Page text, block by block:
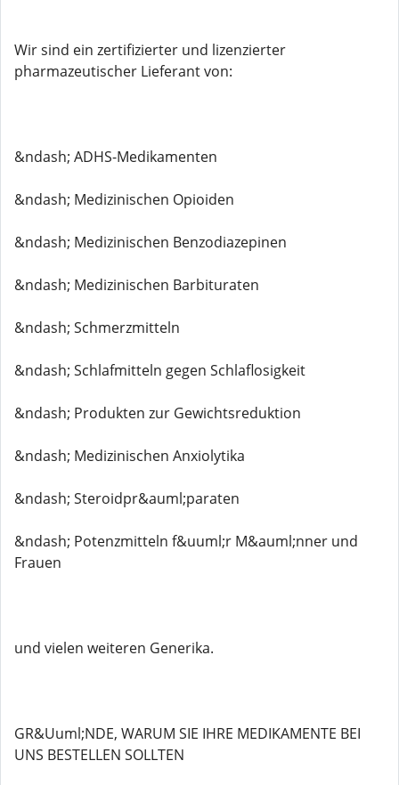
Wir sind ein zertifizierter und lizenzierter
pharmazeutischer Lieferant von:
&ndash; ADHS-Medikamenten
&ndash; Medizinischen Opioiden
&ndash; Medizinischen Benzodiazepinen
&ndash; Medizinischen Barbituraten
&ndash; Schmerzmitteln
&ndash; Schlafmitteln gegen Schlaflosigkeit
&ndash; Produkten zur Gewichtsreduktion
&ndash; Medizinischen Anxiolytika
&ndash; Steroidpr&auml;paraten
&ndash; Potenzmitteln f&uuml;r M&auml;nner und
Frauen
und vielen weiteren Generika.
GR&Uuml;NDE, WARUM SIE IHRE MEDIKAMENTE BEI ​​
UNS BESTELLEN SOLLTEN